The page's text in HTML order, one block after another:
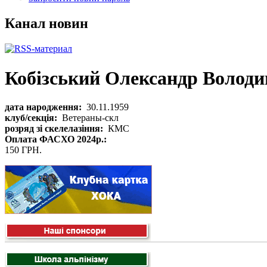
Канал новин
Кобізський Олександр
дата народження: 30.11.1959
клуб/секція: Ветераны-скл
розряд зі скелелазіння: КМС
Оплата ФАСХО 2024р.:
150 ГРН.